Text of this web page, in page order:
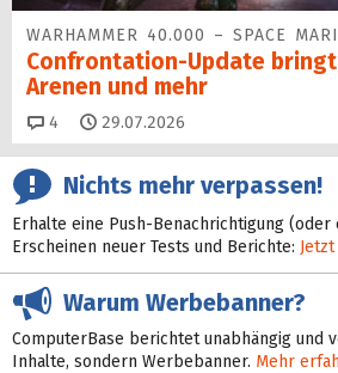
WARHAMMER 40.000 – SPACE
Confrontation-Update bringt
Arenen und mehr
4 Kommentare
29.07.2026
Nichts mehr verpassen!
Erhalte eine Push-Benachrichtigung
Erscheinen neuer Tests und Berichte:
Warum Werbebanner?
ComputerBase berichtet unabhängig und
Inhalte, sondern Werbebanner. Mehr